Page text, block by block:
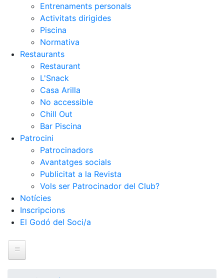
Entrenaments personals
Activitats dirigides
Piscina
Normativa
Restaurants
Restaurant
L'Snack
Casa Arilla
No accessible
Chill Out
Bar Piscina
Patrocini
Patrocinadors
Avantatges socials
Publicitat a la Revista
Vols ser Patrocinador del Club?
Notícies
Inscripcions
El Godó del Soci/a